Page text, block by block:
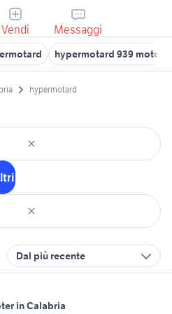
Vendi Messaggi
hypermotard 939 moto
hypermotard
Dal più recente
in Calabria